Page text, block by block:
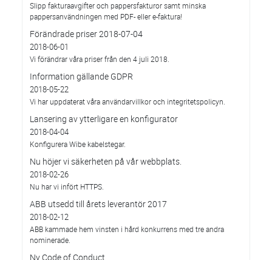
Slipp fakturaavgifter och pappersfakturor samt minska
pappersanvändningen med PDF- eller e-faktura!
Förändrade priser 2018-07-04
2018-06-01
Vi förändrar våra priser från den 4 juli 2018.
Information gällande GDPR
2018-05-22
Vi har uppdaterat våra användarvillkor och integritetspolicyn.
Lansering av ytterligare en konfigurator
2018-04-04
Konfigurera Wibe kabelstegar.
Nu höjer vi säkerheten på vår webbplats.
2018-02-26
Nu har vi infört HTTPS.
ABB utsedd till årets leverantör 2017
2018-02-12
ABB kammade hem vinsten i hård konkurrens med tre andra
nominerade.
Ny Code of Conduct